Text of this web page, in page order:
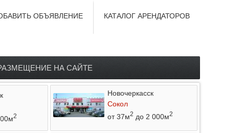
КАТАЛОГ АРЕНДАТОРОВ
ОБЪЯВЛЕНИЕ
НА САЙТЕ
2
Новочеркасск
Сокол
от 37м2 до 2 000м2